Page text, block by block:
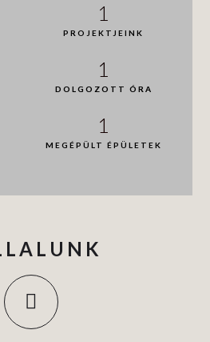
1
PROJEKTJEINK
1
DOLGOZOTT ÓRA
1
MEGÉPÜLT ÉPÜLETEK